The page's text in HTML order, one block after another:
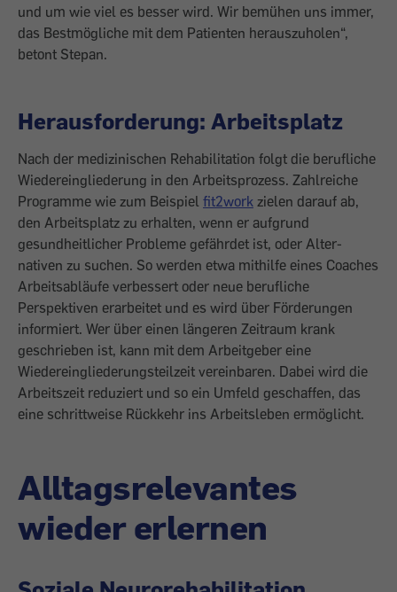
und um wie viel es besser wird. Wir bemühen uns immer,
das Bestmögliche mit dem Patienten herauszuholen“,
betont Stepan.
Herausforderung: Arbeitsplatz
Nach der medizinischen Rehabilitation folgt die berufliche
Wiedereingliederung in den Arbeitsprozess. Zahlreiche
Programme wie zum Beispiel fit2work zielen darauf ab,
den Arbeitsplatz zu erhalten, wenn er aufgrund
gesundheit­licher Probleme gefährdet ist, oder Alter­
nativen zu suchen. So werden etwa mithilfe eines Coaches
Arbeitsabläufe verbessert oder neue berufliche
Perspektiven erarbeitet und es wird über Förderungen
informiert. Wer über einen längeren Zeitraum krank
geschrieben ist, kann mit dem Arbeitgeber eine
Wiedereingliederungsteilzeit vereinbaren. Dabei wird die
Arbeitszeit ­reduziert und so ein Umfeld geschaffen, das
eine schrittweise Rückkehr ins Arbeitsleben ermöglicht.
Alltagsrelevantes
wieder erlernen